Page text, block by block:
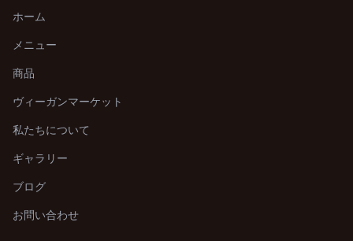
ホーム
メニュー
商品
ヴィーガンマーケット
私たちについて
ギャラリー
ブログ
お問い合わせ